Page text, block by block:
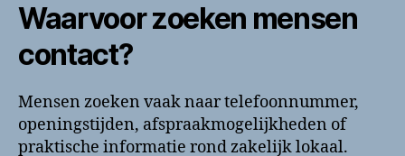
Waarvoor zoeken mensen
contact?
Mensen zoeken vaak naar telefoonnummer,
openingstijden, afspraakmogelijkheden of
praktische informatie rond zakelijk lokaal.